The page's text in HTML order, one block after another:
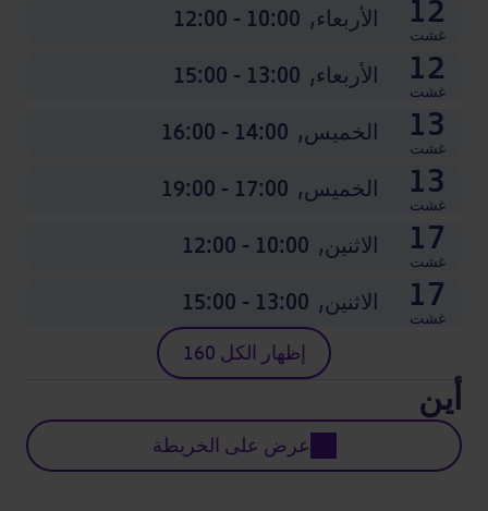
غشت الأربعاء, 10:00 - 12:00
12
غشت الأربعاء, 13:00 - 15:00
13
غشت الخميس, 14:00 - 16:00
13
غشت الخميس, 17:00 - 19:00
17
غشت الاثنين, 10:00 - 12:00
17
غشت الاثنين, 13:00 - 15:00
إظهار الكل 160
أين
عرض على الخريطة